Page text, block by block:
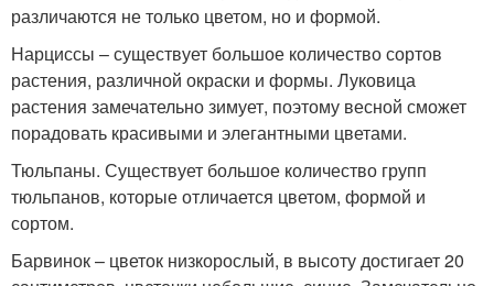
различаются не только цветом, но и формой.
Нарциссы – существует большое количество сортов
растения, различной окраски и формы. Луковица
растения замечательно зимует, поэтому весной сможет
порадовать красивыми и элегантными цветами.
Тюльпаны. Существует большое количество групп
тюльпанов, которые отличается цветом, формой и
сортом.
Барвинок – цветок низкорослый, в высоту достигает 20